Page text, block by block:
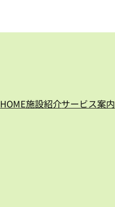
HOME施設紹介サービス案内